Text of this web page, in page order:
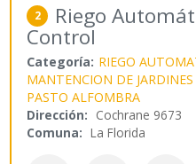
2 Riego
Control
Categoría: RIEGO
MANTENCION DE JARDINES
PASTO ALFOMBRA
Dirección: Cochrane 9673
Comuna: La Florida